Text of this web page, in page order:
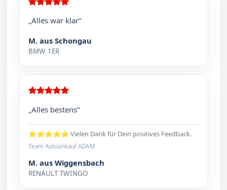
„Alles war klar“
M. aus Schongau
BMW 1ER
„Alles bestens“
⭐⭐⭐⭐⭐ Vielen Dank für Dein positives Feedback.
Team Autoankauf ADAM
M. aus Wiggensbach
RENAULT TWINGO